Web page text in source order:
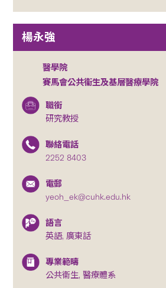
楊永強
醫學院
賽馬會公共衞生及基層醫療學院
職銜
研究教授
聯絡電話
2252 8403
電郵
yeoh_ek@cuhk.edu.hk
語言
英語, 廣東話
專業範疇
公共衞生, 醫療體系